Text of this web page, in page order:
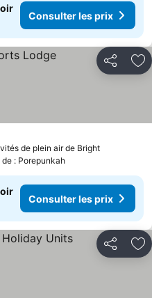
Consulter les prix
Partager
de plein air de Bright
: Porepunkah
Consulter les prix
Partager